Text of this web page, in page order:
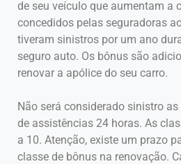
de seu veículo que aumentam a
concedidos pelas seguradoras
tiveram sinistros por um ano
seguro auto. Os bônus são
renovar a apólice do seu carro.
Não será considerado sinistro
de assistências 24 horas. As
a 10. Atenção, existe um prazo
classe de bônus na renovação.